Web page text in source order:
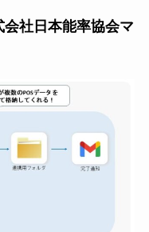
社日本能率協会マ